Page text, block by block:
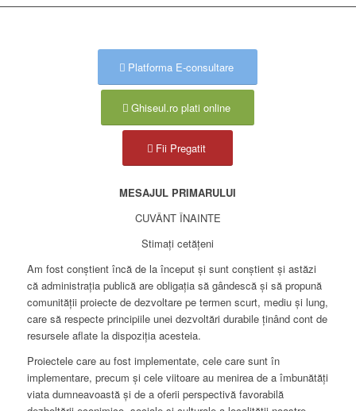
Platforma E-consultare
Ghiseul.ro plati online
Fii Pregatit
MESAJUL PRIMARULUI
CUVÂNT ÎNAINTE
Stimați cetățeni
Am fost conștient încă de la început și sunt conștient și astăzi
că administrația publică are obligația să gândescă și să propună
comunității proiecte de dezvoltare pe termen scurt, mediu și lung,
care să respecte principiile unei dezvoltări durabile ținând cont de
resursele aflate la dispoziția acesteia.
Proiectele care au fost implementate, cele care sunt în
implementare, precum și cele viitoare au menirea de a îmbunătăți
viata dumneavoastă și de a oferii perspectivă favorabilă